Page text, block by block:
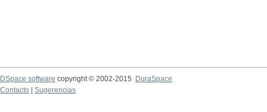
DSpace software copyright © 2002-2015
DuraSpace
Contacto
Sugerencias